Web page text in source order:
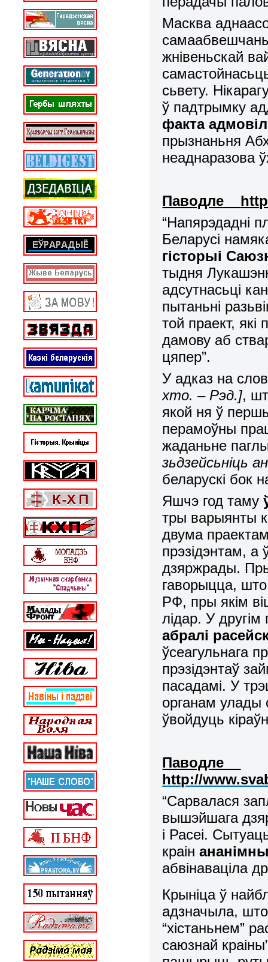
Масква
жнівеньскай
сьвету.
ў падтрымку
факта
прызнаньня
неаднаразова
Паводле http
“Напярэдадні
Беларусі
гісторыі
тыдня
адсутнасьці
пытаньні
той праект,
дамову аб
цяпер”.
У адказ на
хто. – Рэд.],
якой ня ў
перамоўны
жаданьне
зьдзейсьніць
беларускі бок
Яшчэ год таму
тры варыянты
двума
прэзідэнтам,
дзяржрады.
гаворыцца, што
РФ, пры якім
лідар. У
абралі
ўсеагульнага
прэзідэнтаў
пасадамі. У
органам улады
ўвойдуць
Паводле
http://
“Сарвалася
вышэйшага
і Расеі.
краін
абвінаваціла
Крыніца ў
адзначыла,
“хістаньнем”
саюзнай